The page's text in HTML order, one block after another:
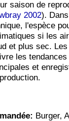
saison de
2002).
l'espèce
si les
et plus sec.
les
et
Burger,